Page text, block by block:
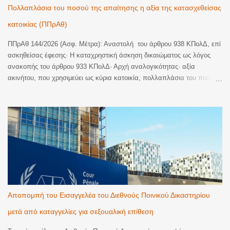
έγγραφα στερούνταν της απαιτούμενης αποδε...
Πολλαπλάσια του ποσού της απαίτησης η αξία της κατασχεθείσας
κατοικίας (ΠΠρΑθ)
ΠΠρΑθ 144/2026 (Ασφ. Μέτρα): Αναστολή του άρθρου 938 ΚΠολΔ, επί
ασκηθείσας έφεσης· H καταχρηστική άσκηση δικαιώματος ως λόγος
ανακοπής του άρθρου 933 ΚΠολΔ· Αρχή αναλογικότητας· αξία
ακινήτου, που χρησιμεύει ως κύρια κατοικία, πολλαπλάσια του ποσού
ως προς το περιουσιακό αντικείμενο που θα μπορούσε να επιβάλει
αναγκαστική κατάσχεση και να ικανοποιηθεί· Προφανής δυσαναλογία
μεταξύ του χρησιμοποιούμενου μέσου και του επιδιωκόμενου σκοπού
και υπέρβαση της αρχής της αναλογικότητας. Αναστέλλεται η
διαδικασία της αναγκαστικής εκτέλεσης, μέχρι την έκδοση απόφασης
επί της έφεσης. Η απόφαση δημοσιεύεται με επιμέλεια του δικηγόρου
Πειραιά Γεωργίου Λ. Καλτσά. Η Απόφαση Εδώ
Αποπομπή του Εισαγγελέα του Διεθνούς Ποινικού Δικαστηρίου
μετά από καταγγελίες για σεξουαλική επίθεση